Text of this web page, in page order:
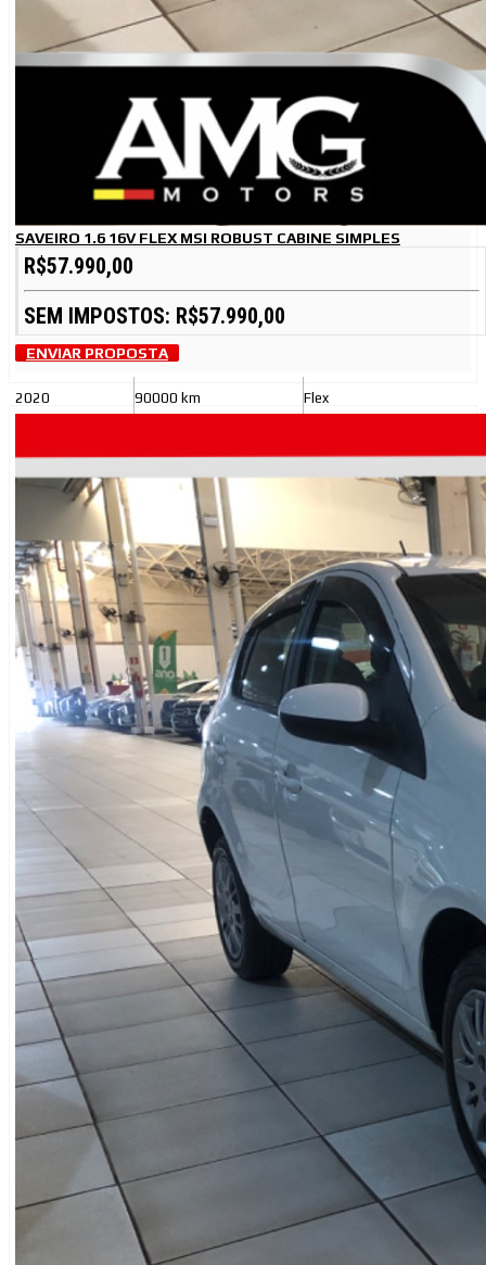
SAVEIRO 1.6 16V FLEX MSI ROBUST CABINE SIMPLES
R$57.990,00
SEM IMPOSTOS: R$57.990,00
ENVIAR PROPOSTA
2020 90000 km Flex